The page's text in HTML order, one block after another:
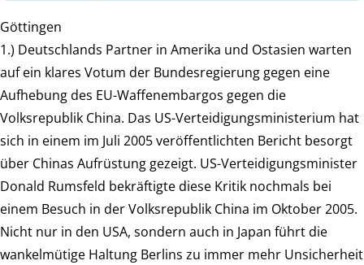
Göttingen
1.) Deutschlands Partner in Amerika und Ostasien warten
auf ein klares Votum der Bundesregierung gegen eine
Aufhebung des EU-Waffenembargos gegen die
Volksrepublik China. Das US-Verteidigungsministerium hat
sich in einem im Juli 2005 veröffentlichten Bericht besorgt
über Chinas Aufrüstung gezeigt. US-Verteidigungsminister
Donald Rumsfeld bekräftigte diese Kritik nochmals bei
einem Besuch in der Volksrepublik China im Oktober 2005.
Nicht nur in den USA, sondern auch in Japan führt die
wankelmütige Haltung Berlins zu immer mehr Unsicherheit